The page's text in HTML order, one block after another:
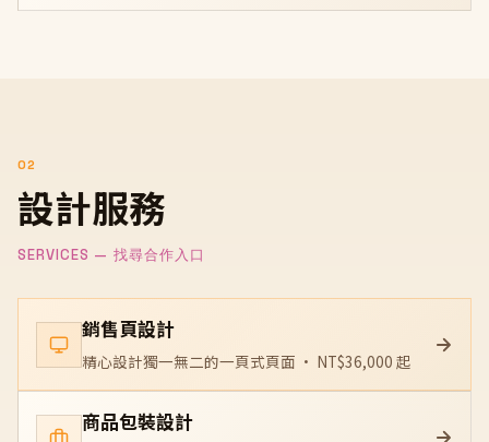
02
設計服務
SERVICES — 找尋合作入口
銷售頁設計
精心設計獨一無二的一頁式頁面 · NT$36,000 起
商品包裝設計